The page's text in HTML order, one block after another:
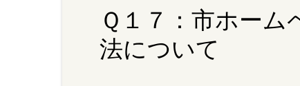
Ｑ１７：市ホー
法について